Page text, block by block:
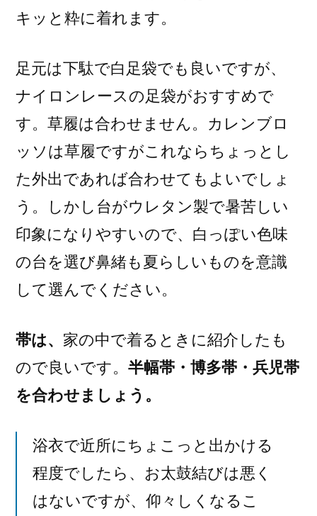
キッと粋に着れます。
足元は下駄で白足袋でも良いですが、
ナイロンレースの足袋がおすすめで
す。草履は合わせません。カレンブロ
ッソは草履ですがこれならちょっとし
た外出であれば合わせてもよいでしょ
う。しかし台がウレタン製で暑苦しい
印象になりやすいので、白っぽい色味
の台を選び鼻緒も夏らしいものを意識
して選んでください。
帯は、 家の中で着るときに紹介したも
ので良いです。 半幅帯・博多帯・兵児帯
を合わせましょう。
浴衣で近所にちょこっと出かける
程度でしたら、お太鼓結びは悪く
はないですが、仰々しくなるこ